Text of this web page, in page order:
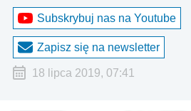
Subskrybuj nas na Youtube
Zapisz się na newsletter
18 lipca 2019, 07:41